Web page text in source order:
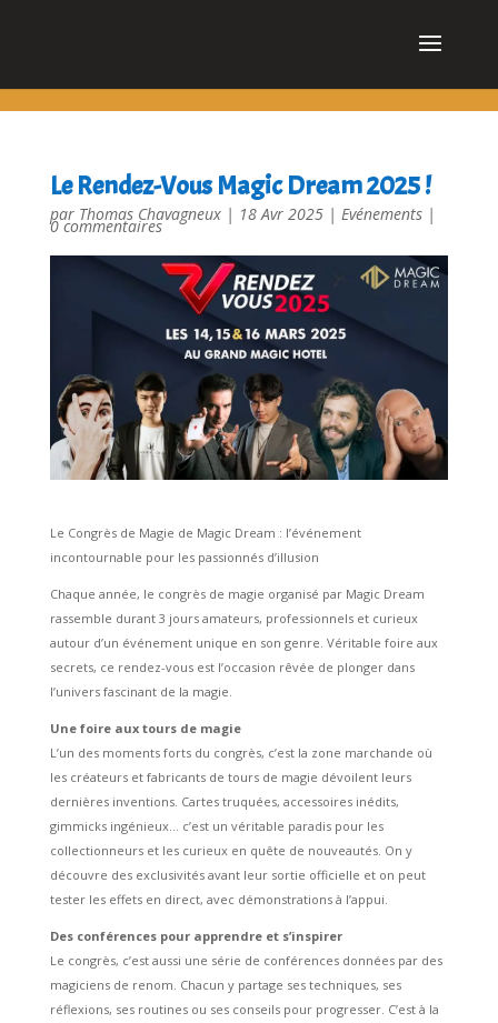
Le Rendez-Vous Magic Dream 2025 !
par Thomas Chavagneux| 18 Avr 2025| Evénements|
0 commentaires
Le Congrès de Magie de Magic Dream : l’événement
incontournable pour les passionnés d’illusion
Chaque année, le congrès de magie organisé par Magic Dream
rassemble durant 3 jours amateurs, professionnels et curieux
autour d’un événement unique en son genre. Véritable foire aux
secrets, ce rendez-vous est l’occasion rêvée de plonger dans
l’univers fascinant de la magie.
Une foire aux tours de magie
L’un des moments forts du congrès, c’est la zone marchande où
les créateurs et fabricants de tours de magie dévoilent leurs
dernières inventions. Cartes truquées, accessoires inédits,
gimmicks ingénieux… c’est un véritable paradis pour les
collectionneurs et les curieux en quête de nouveautés. On y
découvre des exclusivités avant leur sortie officielle et on peut
tester les effets en direct, avec démonstrations à l’appui.
Des conférences pour apprendre et s’inspirer
Le congrès, c’est aussi une série de conférences données par des
magiciens de renom. Chacun y partage ses techniques, ses
réflexions, ses routines ou ses conseils pour progresser. C’est à la